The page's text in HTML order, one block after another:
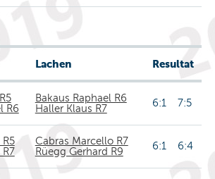
Lachen Resultat
R6
Bakaus Raphael R6
Haller Klaus R7
6:1 7:5
Cabras Marcello R7
Rüegg Gerhard R9
6:1 6:4